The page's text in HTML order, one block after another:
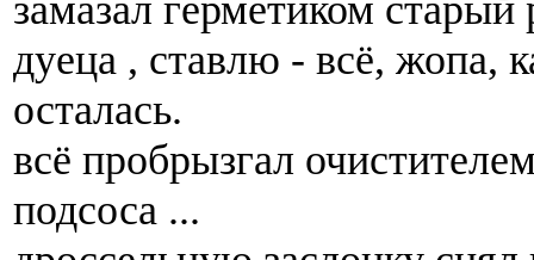
замазал герметиком
дуеца , ставлю - всё, жопа,
осталась.
всё пробрызгал
подсоса ...